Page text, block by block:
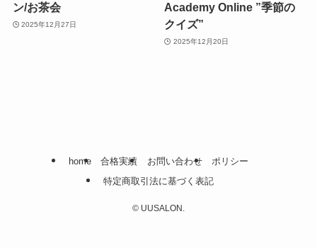
ン/お茶会
2025年12月27日
Academy Online ”季節の
クイズ”
2025年12月20日
home 合格実績 お問い合わせ
ポリシー
特定商取引法に基づく表記
© UUSALON.